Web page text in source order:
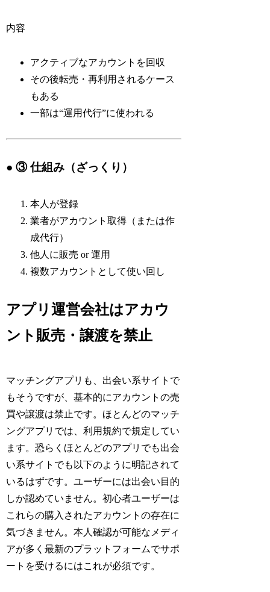
内容
アクティブなアカウントを回収
その後転売・再利用されるケース
もある
一部は“運用代行”に使われる
● ③ 仕組み（ざっくり）
本人が登録
業者がアカウント取得（または作
成代行）
他人に販売 or 運用
複数アカウントとして使い回し
アプリ運営会社はアカウ
ント販売・譲渡を禁止
マッチングアプリも、出会い系サイトで
もそうですが、基本的にアカウントの売
買や譲渡は禁止です。ほとんどのマッチ
ングアプリでは、利用規約で規定してい
ます。恐らくほとんどのアプリでも出会
い系サイトでも以下のように明記されて
いるはずです。ユーザーには出会い目的
しか認めていません。初心者ユーザーは
これらの購入されたアカウントの存在に
気づきません。本人確認が可能なメディ
アが多く最新のプラットフォームでサポ
ートを受けるにはこれが必須です。